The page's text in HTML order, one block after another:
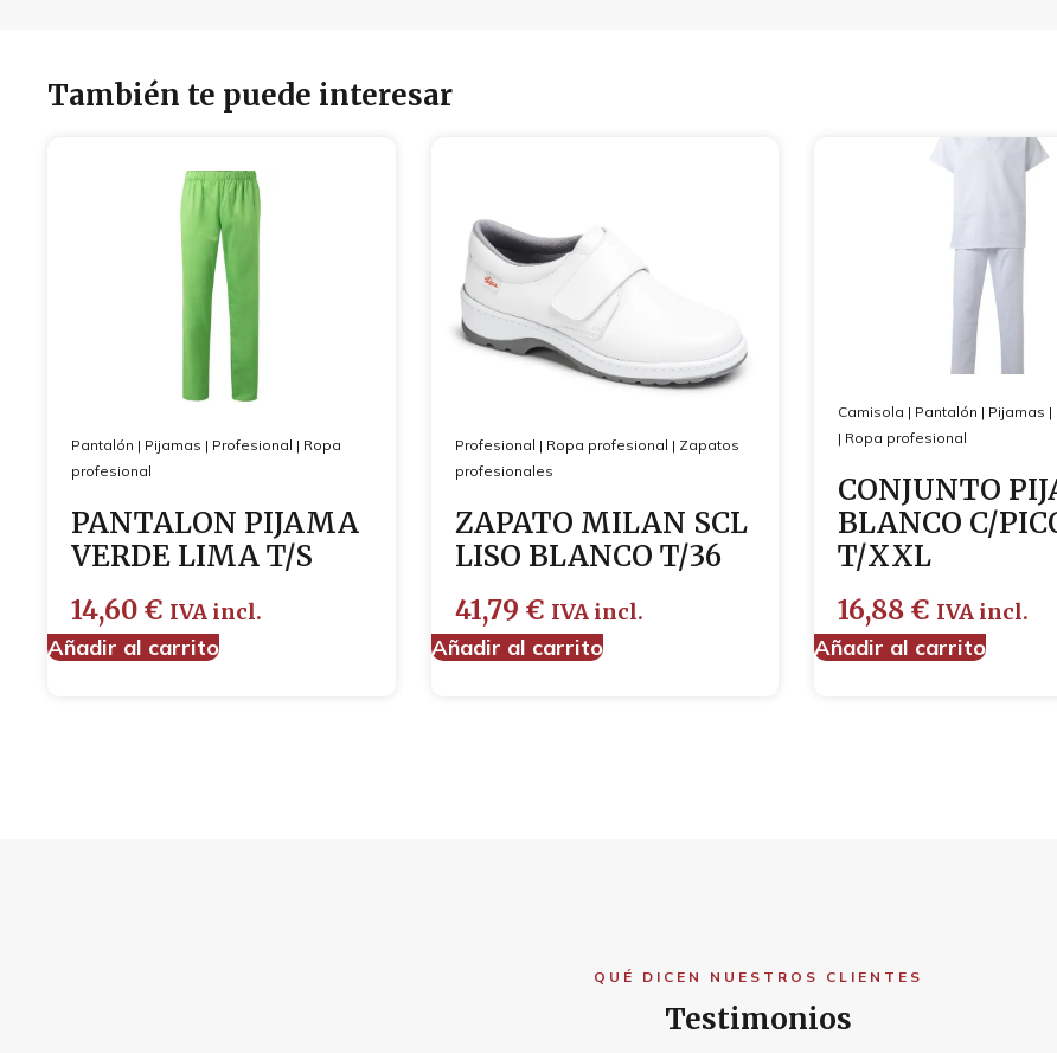
También te puede interesar
Pantalón | Pijamas | Profesional | Ropa
profesional
PANTALON PIJAMA
VERDE LIMA T/S
14,60 € IVA incl.
Añadir al carrito
Profesional | Ropa profesional | Zapatos
profesionales
ZAPATO MILAN SCL
LISO BLANCO T/36
41,79 € IVA incl.
Añadir al carrito
Camisola | Pantalón | Pijamas |
| Ropa profesional
CONJUNTO
BLANCO C/
T/XXL
16,88 € IVA incl.
Añadir al carrito
QUÉ DICEN NUESTROS CLIENTES
Testimonios